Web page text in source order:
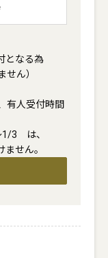
となる為
ん）
有人受付時間
3　は、
せん。